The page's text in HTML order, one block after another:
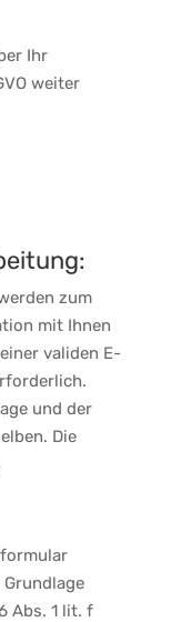
Ihr
weiter
zum
mit Ihnen
validen E-
und der
Die
Abs. 1 lit. f